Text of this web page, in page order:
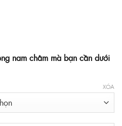
nam châm mà bạn cần dưới
XÓA